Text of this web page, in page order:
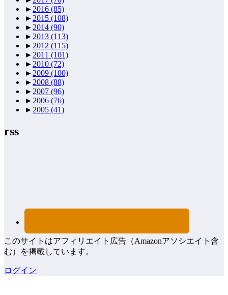
► 2016 (85)
► 2015 (108)
► 2014 (90)
► 2013 (113)
► 2012 (115)
► 2011 (101)
► 2010 (72)
► 2009 (100)
► 2008 (88)
► 2007 (96)
► 2006 (76)
► 2005 (41)
rss
このサイトはアフィリエイト広告（Amazonアソシエイト含
む）を掲載しています。
ログイン